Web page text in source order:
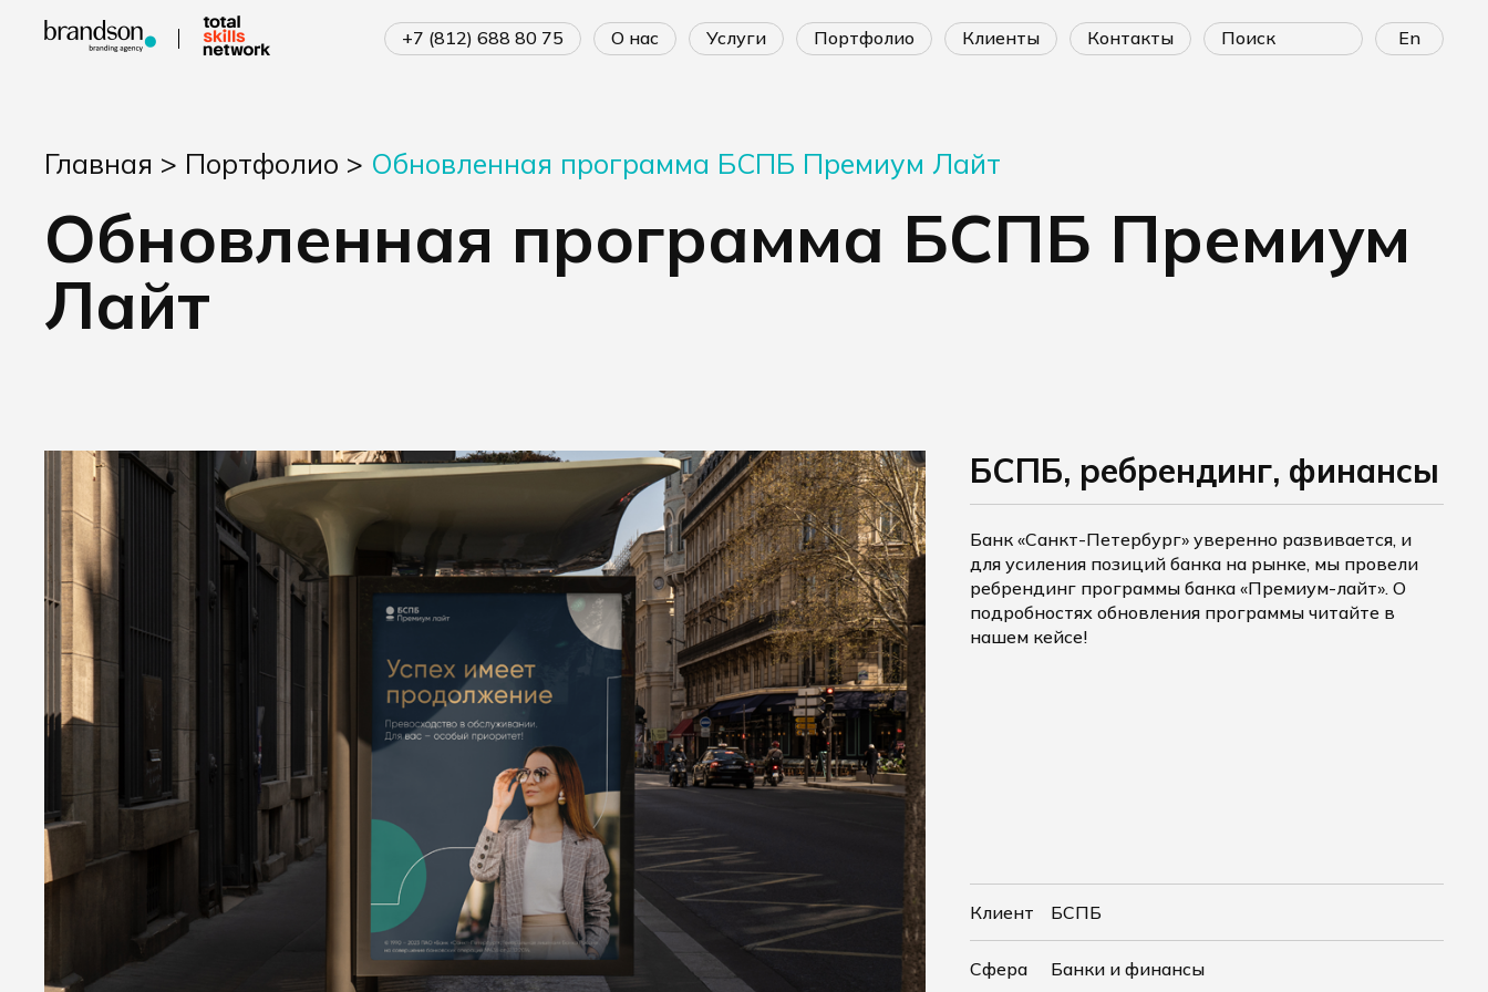
+7 (812) 688 80 75 о нас услуги портфолио клиенты контакты En
Главная > Портфолио > Обновленная программа БСПБ Премиум Лайт
Обновленная программа БСПБ Премиум
Лайт
БСПБ, ребрендинг, финансы
Банк «Санкт-Петербург» уверенно развивается, и
для усиления позиций банка на рынке, мы провели
ребрендинг программы банка «Премиум-лайт». О
подробностях обновления программы читайте в
нашем кейсе!
Клиент БСПБ
Сфера Банки и финансы